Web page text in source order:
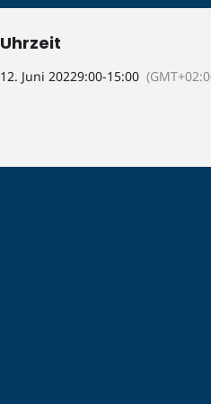
Uhrzeit
12. Juni 20229:00-15:00